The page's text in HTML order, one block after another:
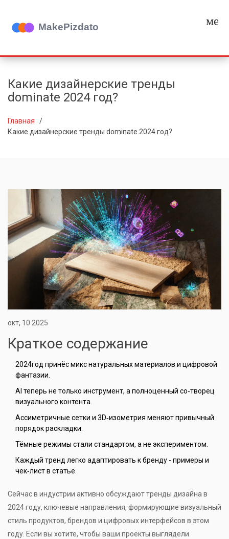
Какие дизайнерские тренды
dominate 2024 год?
Главная
Какие дизайнерские тренды dominate 2024 год?
окт, 10 2025
Краткое содержание
2024год принёс микс натуральных материалов и цифровой
фантазии.
AI теперь не только инструмент, а полноценный со‑творец
визуального контента.
Ассиметричные сетки и 3D‑изометрия меняют привычный
порядок раскладки.
Тёмные режимы стали стандартом, а не экспериментом.
Каждый тренд легко адаптировать к бренду - примеры и
чек‑лист в статье.
Сейчас в индустрии активно обсуждаюттренды дизайна в
2024 году, ключевые направления, формирующие визуальный
стиль продуктов, брендов и цифровых интерфейсов в этом
году . Если вы хотите, чтобы ваши проекты выглядели